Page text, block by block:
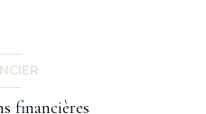
financières